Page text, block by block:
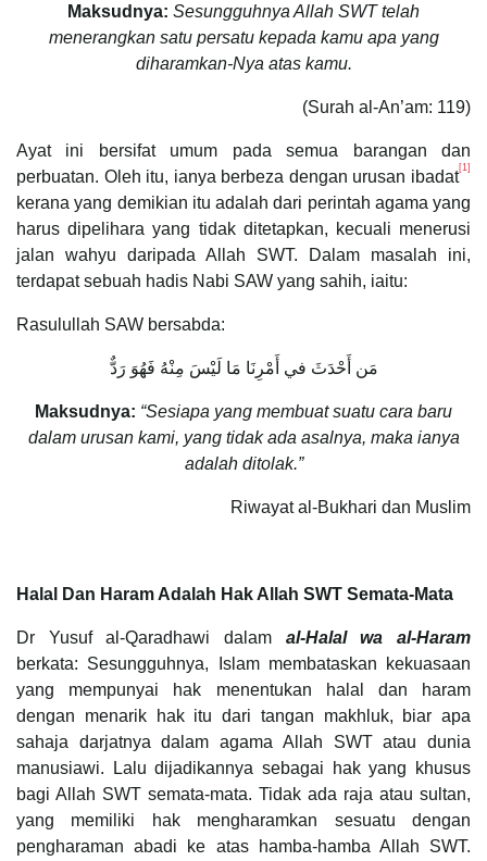
Maksudnya: Sesungguhnya Allah SWT telah
menerangkan satu persatu kepada kamu apa yang
diharamkan-Nya atas kamu.
(Surah al-An’am: 119)
Ayat ini bersifat umum pada semua barangan dan
perbuatan. Oleh itu, ianya berbeza dengan urusan ibadat[1]
kerana yang demikian itu adalah dari perintah agama yang
harus dipelihara yang tidak ditetapkan, kecuali menerusi
jalan wahyu daripada Allah SWT. Dalam masalah ini,
terdapat sebuah hadis Nabi SAW yang sahih, iaitu:
Rasulullah SAW bersabda:
مَن أَحْدَثَ في أَمْرِنَا مَا لَيْسَ مِنْهُ فَهُوَ رَدٌّ
Maksudnya: “Sesiapa yang membuat suatu cara baru
dalam urusan kami, yang tidak ada asalnya, maka ianya
adalah ditolak.”
Riwayat al-Bukhari dan Muslim
Halal Dan Haram Adalah Hak Allah SWT Semata-Mata
Dr Yusuf al-Qaradhawi dalam al-Halal wa al-Haram
berkata: Sesungguhnya, Islam membataskan kekuasaan
yang mempunyai hak menentukan halal dan haram
dengan menarik hak itu dari tangan makhluk, biar apa
sahaja darjatnya dalam agama Allah SWT atau dunia
manusiawi. Lalu dijadikannya sebagai hak yang khusus
bagi Allah SWT semata-mata. Tidak ada raja atau sultan,
yang memiliki hak mengharamkan sesuatu dengan
pengharaman abadi ke atas hamba-hamba Allah SWT.